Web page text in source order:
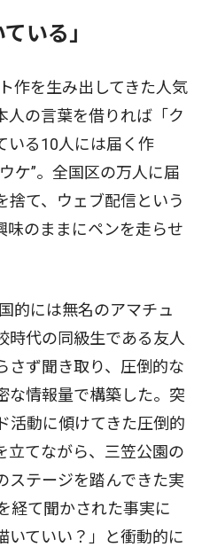
いる」
作を生み出してきた人気
人の言葉を借りれば「ク
いる10人には届く作
ケ”。全国区の万人に届
捨て、ウェブ配信という
味のままにペンを走らせ
的には無名のアマチュ
時代の同級生である友人
さず聞き取り、圧倒的な
な情報量で構築した。突
活動に傾けてきた圧倒的
立てながら、三笠公園の
ステージを踏んできた実
経て聞かされた事実に
いていい？」と衝動的に